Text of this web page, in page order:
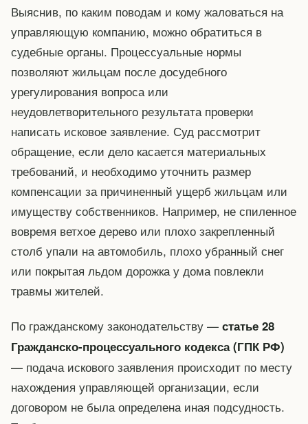
Выяснив, по каким поводам и кому жаловаться на
управляющую компанию, можно обратиться в
судебные органы. Процессуальные нормы
позволяют жильцам после досудебного
урегулирования вопроса или
неудовлетворительного результата проверки
написать исковое заявление. Суд рассмотрит
обращение, если дело касается материальных
требований, и необходимо уточнить размер
компенсации за причиненный ущерб жильцам или
имуществу собственников. Например, не спиленное
вовремя ветхое дерево или плохо закрепленный
столб упали на автомобиль, плохо убранный снег
или покрытая льдом дорожка у дома повлекли
травмы жителей.
По гражданскому законодательству — статье 28
Гражданско-процессуального кодекса (ГПК РФ)
— подача искового заявления происходит по месту
нахождения управляющей организации, если
договором не была определена иная подсудность.